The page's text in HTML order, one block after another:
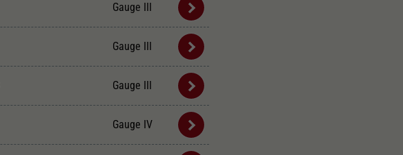
Gauge III
Gauge III
Gauge III
Gauge IV